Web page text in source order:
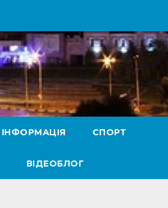
СПОРТ
ВІДЕОБЛОГ